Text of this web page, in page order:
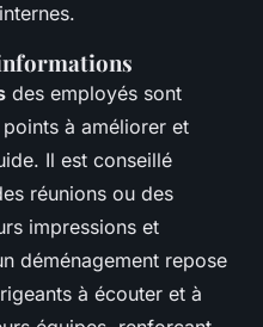
des employés sont
à améliorer et
Il est conseillé
réunions ou des
impressions et
déménagement repose
à écouter et à